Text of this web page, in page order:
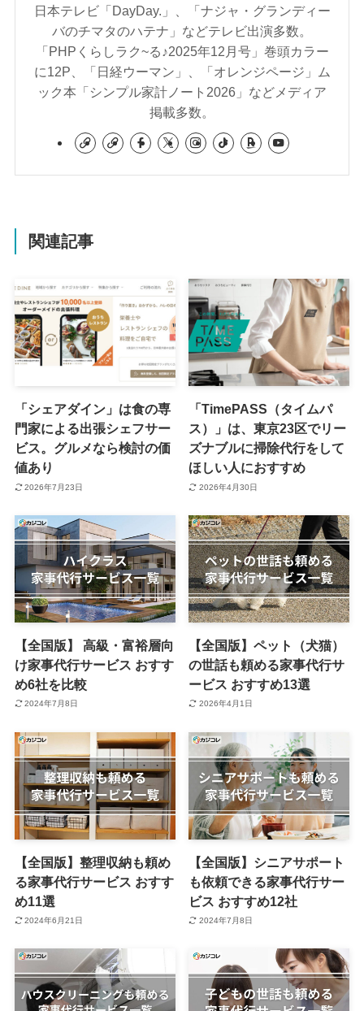
日本テレビ「DayDay.」、「ナジャ・グランディー
バのチマタのハテナ」などテレビ出演多数。
「PHPくらしラク~る♪2025年12月号」巻頭カラー
に12P、「日経ウーマン」、「オレンジページ」ム
ック本「シンプル家計ノート2026」などメディア
掲載多数。
関連記事
「シェアダイン」は食の専
門家による出張シェフサー
ビス。グルメなら検討の価
値あり
2026年7月23日
「TimePASS（タイムパ
ス）」は、東京23区でリー
ズナブルに掃除代行をして
ほしい人におすすめ
2026年4月30日
【全国版】 高級・富裕層向
け家事代行サービス おすす
め6社を比較
2024年7月8日
【全国版】ペット（犬猫）
の世話も頼める家事代行サ
ービス おすすめ13選
2026年4月1日
【全国版】整理収納も頼め
る家事代行サービス おすす
め11選
2024年6月21日
【全国版】シニアサポート
も依頼できる家事代行サー
ビス おすすめ12社
2024年7月8日